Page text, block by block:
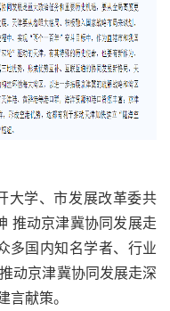
大学、市发展改革委共
推动京津冀协同发展走
多国内知名学者、行业
动京津冀协同发展走深
言献策。